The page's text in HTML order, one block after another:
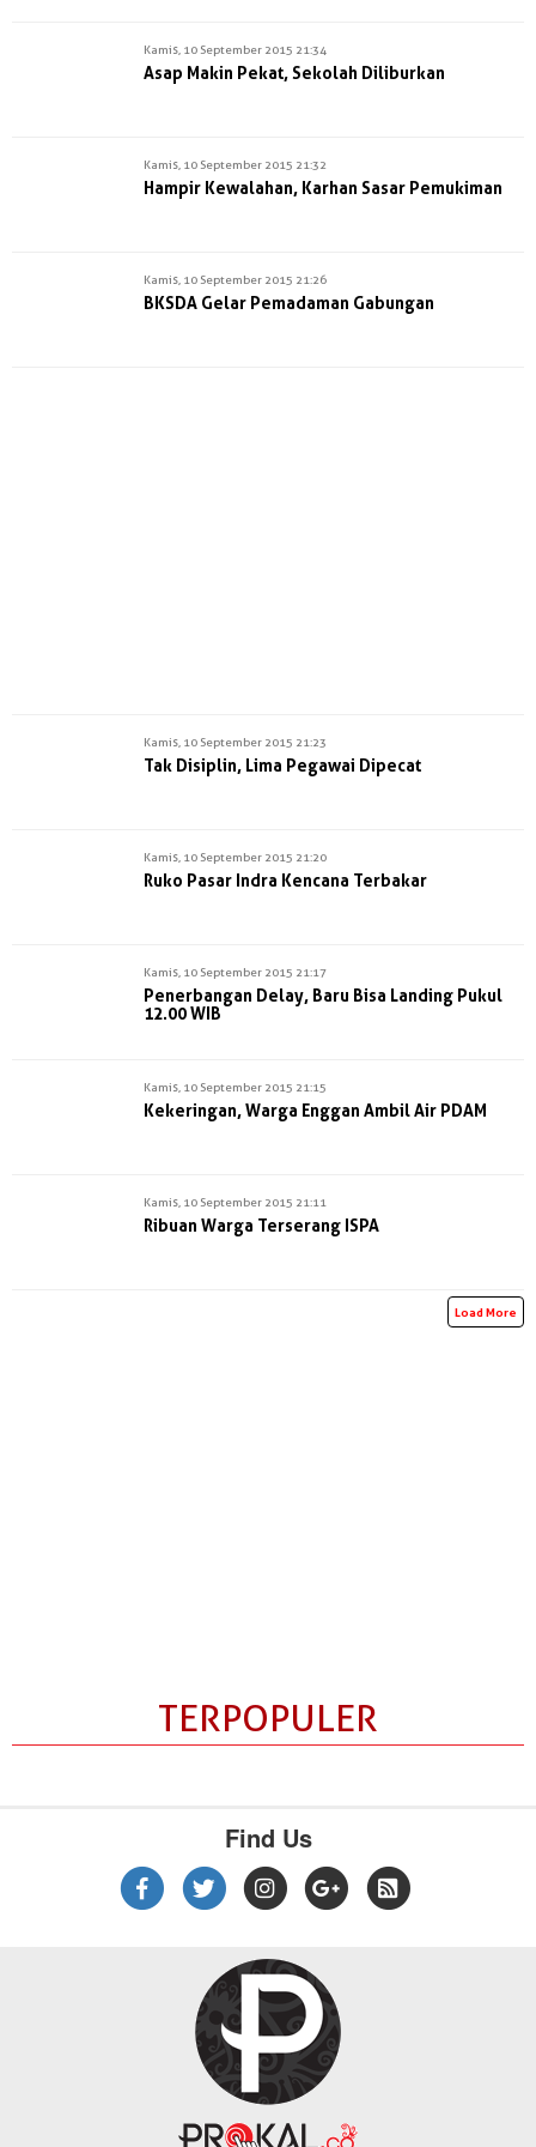
Kamis, 10 September 2015 21:34
Asap Makin Pekat, Sekolah Diliburkan
Kamis, 10 September 2015 21:32
Hampir Kewalahan, Karhan Sasar Pemukiman
Kamis, 10 September 2015 21:26
BKSDA Gelar Pemadaman Gabungan
Kamis, 10 September 2015 21:23
Tak Disiplin, Lima Pegawai Dipecat
Kamis, 10 September 2015 21:20
Ruko Pasar Indra Kencana Terbakar
Kamis, 10 September 2015 21:17
Penerbangan Delay, Baru Bisa Landing Pukul
12.00 WIB
Kamis, 10 September 2015 21:15
Kekeringan, Warga Enggan Ambil Air PDAM
Kamis, 10 September 2015 21:11
Ribuan Warga Terserang ISPA
Load More
TERPOPULER
Find Us